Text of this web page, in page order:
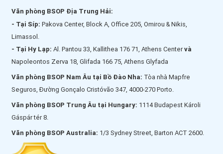
Văn phòng BSOP Địa Trung Hải:
- Tại Síp: Pakova Center, Block A, Office 205, Omirou & Nikis,
Limassol.
- Tại Hy Lạp: Al. Pantou 33, Kallithea 176 71, Athens Centervà
Napoleontos Zerva 18, Glifada 166 75, Athens Glyfada
Văn phòng BSOP Nam Âu tại Bồ Đào Nha: Tòa nhà Mapfre
Seguros, Đường Gonçalo Cristóvão 347, 4000-270 Porto.
Văn phòng BSOP Trung Âu tại Hungary: 1114 Budapest Károli
Gáspár tér 8.
Văn phòng BSOP Australia: 1/3 Sydney Street, Barton ACT 2600.